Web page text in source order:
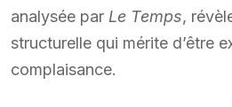
analysée par Le Temps,
structurelle qui mérite d’être
complaisance.